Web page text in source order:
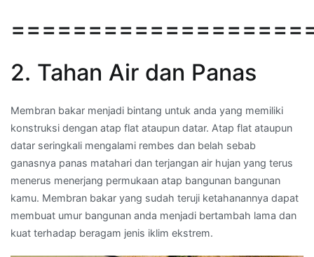
2. Tahan Air dan Panas
Membran bakar menjadi bintang untuk anda yang memiliki
konstruksi dengan atap flat ataupun datar. Atap flat ataupun
datar seringkali mengalami rembes dan belah sebab
ganasnya panas matahari dan terjangan air hujan yang terus
menerus menerjang permukaan atap bangunan bangunan
kamu. Membran bakar yang sudah teruji ketahanannya dapat
membuat umur bangunan anda menjadi bertambah lama dan
kuat terhadap beragam jenis iklim ekstrem.